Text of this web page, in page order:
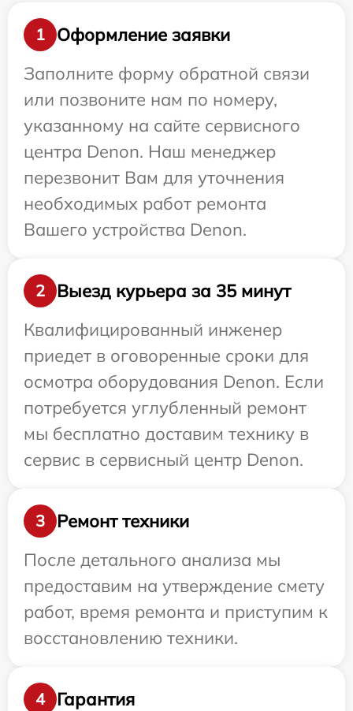
1
Оформление заявки
Заполните форму обратной связи
или позвоните нам по номеру,
указанному на сайте сервисного
центра Denon. Наш менеджер
перезвонит Вам для уточнения
необходимых работ ремонта
Вашего устройства Denon.
2
Выезд курьера за 35 минут
Квалифицированный инженер
приедет в оговоренные сроки для
осмотра оборудования Denon. Если
потребуется углубленный ремонт
мы бесплатно доставим технику в
сервис в сервисный центр Denon.
3
Ремонт техники
После детального анализа мы
предоставим на утверждение смету
работ, время ремонта и приступим к
восстановлению техники.
4
Гарантия